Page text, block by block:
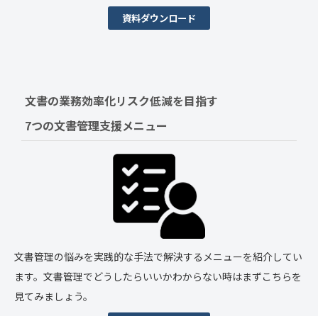
資料ダウンロード
文書の業務効率化リスク低減を目指す
7つの文書管理支援メニュー
文書管理の悩みを実践的な手法で解決するメニューを紹介してい
ます。文書管理でどうしたらいいかわからない時はまずこちらを
見てみましょう。